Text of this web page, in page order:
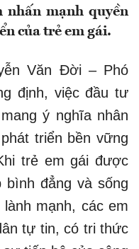
nhấn mạnh quyền
của trẻ em gái.
Văn Đời – Phó
định, việc đầu tư
ý nghĩa nhân
triển bền vững
trẻ em gái được
bình đẳng và sống
mạnh, các em
tự tin, có tri thức